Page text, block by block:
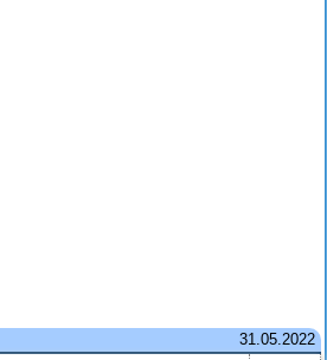
31.05.2022